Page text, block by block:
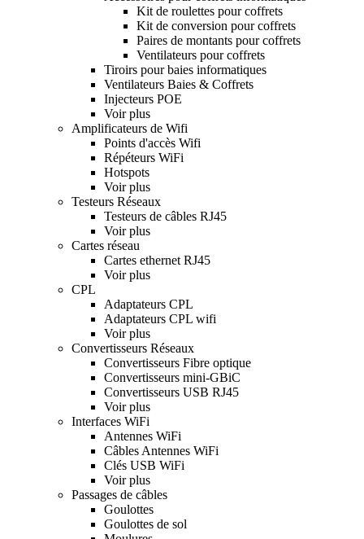
Kit de roulettes pour coffrets
Kit de conversion pour coffrets
Paires de montants pour coffrets
Ventilateurs pour coffrets
Tiroirs pour baies informatiques
Ventilateurs Baies & Coffrets
Injecteurs POE
Voir plus
Amplificateurs de Wifi
Points d'accès Wifi
Répéteurs WiFi
Hotspots
Voir plus
Testeurs Réseaux
Testeurs de câbles RJ45
Voir plus
Cartes réseau
Cartes ethernet RJ45
Voir plus
CPL
Adaptateurs CPL
Adaptateurs CPL wifi
Voir plus
Convertisseurs Réseaux
Convertisseurs Fibre optique
Convertisseurs mini-GBiC
Convertisseurs USB RJ45
Voir plus
Interfaces WiFi
Antennes WiFi
Câbles Antennes WiFi
Clés USB WiFi
Voir plus
Passages de câbles
Goulottes
Goulottes de sol